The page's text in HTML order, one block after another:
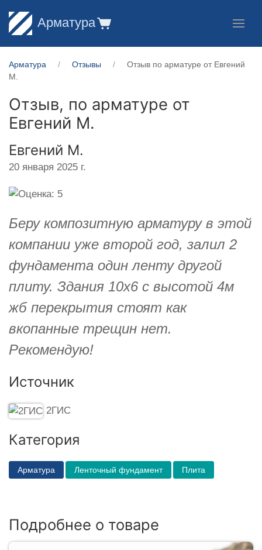
Арматура
Арматура Отзывы
Отзыв по арматуре от ​Евгений
М.
Отзыв, по арматуре от
Евгений М.
​Евгений М.
20 января 2025 г.
Беру композитную арматуру в этой
компании уже второй год, залил 2
фундамента один ленту другой
плиту. Здания 10х6 с высотой 4м
жб перекрытия стоят как
вкопанные трещин нет.
Рекомендую!
Источник
2ГИС
Категория
Арматура Ленточный фундамент Плита
Подробнее о товаре